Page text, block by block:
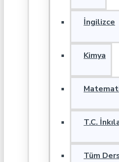
İngilizce
Kimya
T.C.
Tüm